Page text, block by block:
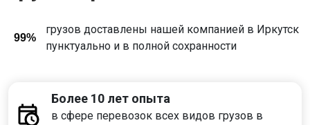
99%
грузов доставлены нашей компанией в Иркутск
пунктуально и в полной сохранности
Более 10 лет опыта
в сфере перевозок всех видов грузов в